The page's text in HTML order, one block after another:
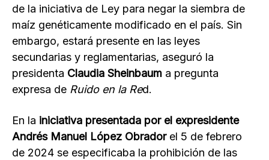
de la iniciativa de Ley para negar la siembra de
maíz genéticamente modificado en el país. Sin
embargo, estará presente en las leyes
secundarias y reglamentarias, aseguró la
presidenta Claudia Sheinbaum a pregunta
expresa de Ruido en la Red.
En la iniciativa presentada por el expresidente
Andrés Manuel López Obradorel 5 de febrero
de 2024 se especificaba la prohibición de las